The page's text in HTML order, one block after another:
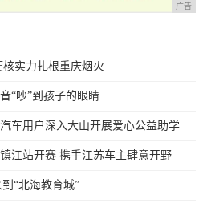
广告
实力扎根重庆烟火
“吵”到孩子的眼睛
车用户深入大山开展爱心公益助学
江站开赛 携手江苏车主肆意开野
“北海教育城”